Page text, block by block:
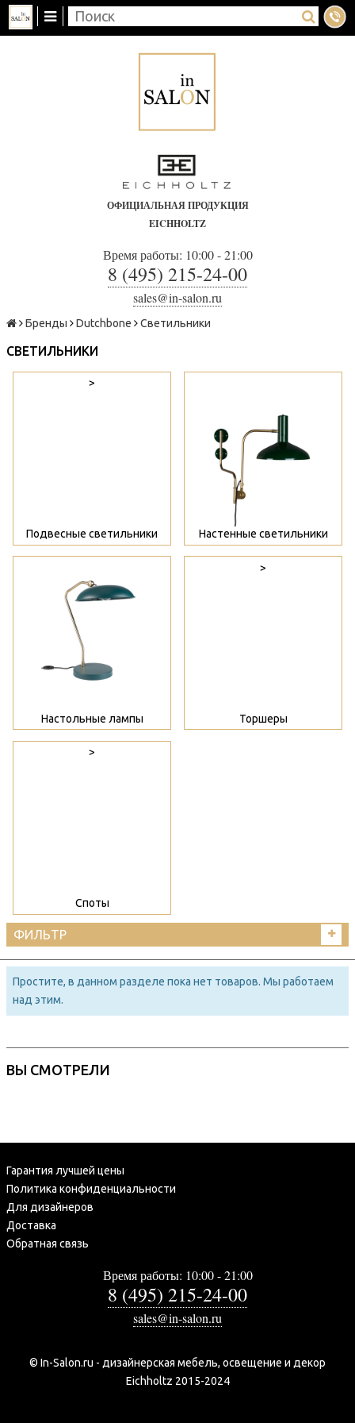
ОФИЦИАЛЬНАЯ ПРОДУКЦИЯ
EICHHOLTZ
Время работы: 10:00 - 21:00
8 (495) 215-24-00
sales@in-salon.ru
Бренды Dutchbone Светильники
СВЕТИЛЬНИКИ
>
Подвесные светильники Настенные светильники
Настольные лампы
>
Торшеры
>
Споты
ФИЛЬТР
Простите, в данном разделе пока нет товаров. Мы работаем
над этим.
ВЫ СМОТРЕЛИ
Гарантия лучшей цены
Политика конфиденциальности
Для дизайнеров
Доставка
Обратная связь
Время работы: 10:00 - 21:00
8 (495) 215-24-00
sales@in-salon.ru
© In-Salon.ru - дизайнерская мебель, освещение и декор
Eichholtz 2015-2024